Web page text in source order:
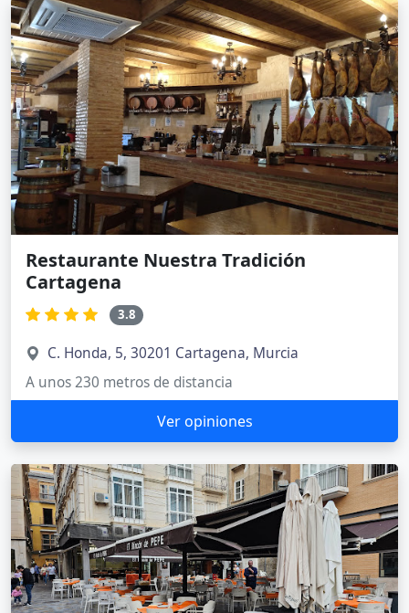
Restaurante Nuestra Tradición
Cartagena
3.8
C. Honda, 5, 30201 Cartagena, Murcia
A unos 230 metros de distancia
Ver opiniones